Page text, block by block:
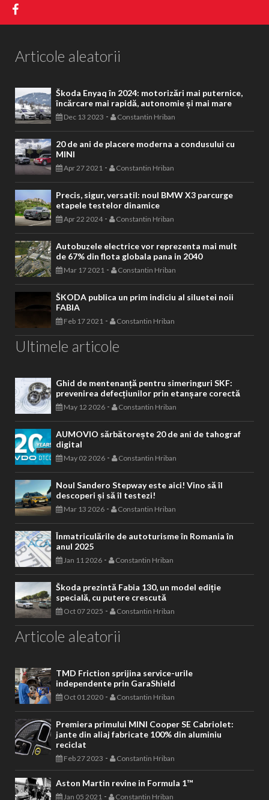
Articole aleatorii
Škoda Enyaq în 2024: motorizări mai puternice,
încărcare mai rapidă, autonomie și mai mare
Dec 13 2023 - Constantin Hriban
20 de ani de placere moderna a condusului cu
MINI
Apr 27 2021 - Constantin Hriban
Precis, sigur, versatil: noul BMW X3 parcurge
etapele testelor dinamice
Apr 22 2024- Constantin Hriban
Autobuzele electrice vor reprezenta mai mult
de 67% din flota globala pana in 2040
Mar 17 2021 - Constantin Hriban
ŠKODA publica un prim indiciu al siluetei noii
FABIA
Feb 17 2021 - Constantin Hriban
Ultimele articole
Ghid de mentenanță pentru simeringuri SKF:
prevenirea defecțiunilor prin etanșare corectă
May 12 2026 - Constantin Hriban
AUMOVIO sărbătorește 20 de ani de tahograf
digital
May 02 2026 - Constantin Hriban
Noul Sandero Stepway este aici! Vino să îl
descoperi și să îl testezi!
Mar 13 2026 - Constantin Hriban
Înmatriculările de autoturisme în Romania în
anul 2025
Jan 11 2026 - Constantin Hriban
Škoda prezintă Fabia 130, un model ediție
specială, cu putere crescută
Oct 07 2025 - Constantin Hriban
Articole aleatorii
TMD Friction sprijina service-urile
independente prin GaraShield
Oct 01 2020 - Constantin Hriban
Premiera primului MINI Cooper SE Cabriolet:
jante din aliaj fabricate 100% din aluminiu
reciclat
Feb 27 2023 - Constantin Hriban
Aston Martin revine in Formula 1™
Jan 05 2021 - Constantin Hriban